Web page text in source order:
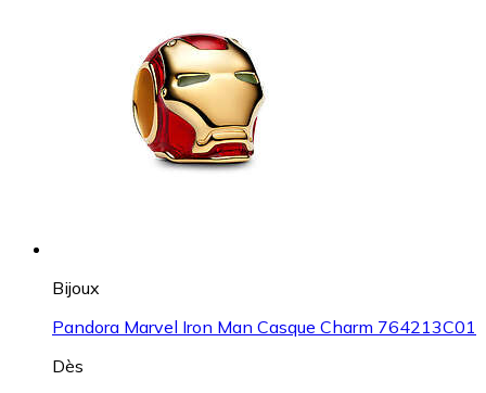
Bijoux
Pandora Marvel Iron Man Casque Charm 764213C01
Dès